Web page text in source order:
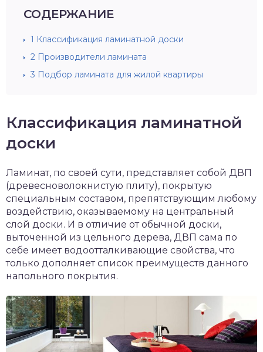
СОДЕРЖАНИЕ
1 Классификация ламинатной доски
2 Производители ламината
3 Подбор ламината для жилой квартиры
Классификация ламинатной
доски
Ламинат, по своей сути, представляет собой ДВП
(древесноволокнистую плиту), покрытую
специальным составом, препятствующим любому
воздействию, оказываемому на центральный
слой доски. И в отличие от обычной доски,
выточенной из цельного дерева, ДВП сама по
себе имеет водоотталкивающие свойства, что
только дополняет список преимуществ данного
напольного покрытия.